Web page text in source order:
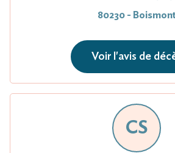
80230 -
Voir l'avis de
CS